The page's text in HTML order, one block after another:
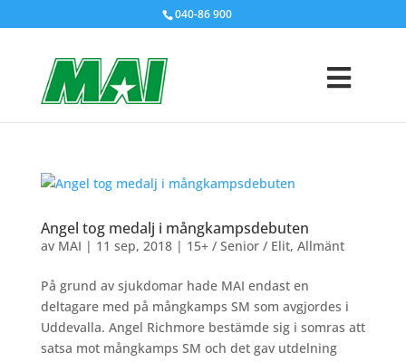
040-86 900
Angel tog medalj i mångkampsdebuten
av MAI | 11 sep, 2018| 15+ / Senior / Elit, Allmänt
På grund av sjukdomar hade MAI endast en
deltagare med på mångkamps SM som avgjordes i
Uddevalla. Angel Richmore bestämde sig i somras att
satsa mot mångkamps SM och det gav utdelning